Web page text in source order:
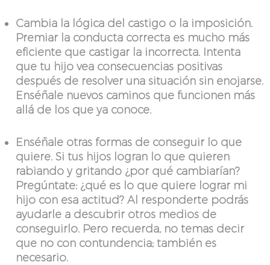
Cambia la lógica del castigo o la imposición.
Premiar la conducta correcta es mucho más
eficiente que castigar la incorrecta. Intenta
que tu hijo vea consecuencias positivas
después de resolver una situación sin enojarse.
Enséñale nuevos caminos que funcionen más
allá de los que ya conoce.
Enséñale otras formas de conseguir lo que
quiere. Si tus hijos logran lo que quieren
rabiando y gritando ¿por qué cambiarían?
Pregúntate: ¿qué es lo que quiere lograr mi
hijo con esa actitud? Al responderte podrás
ayudarle a descubrir otros medios de
conseguirlo. Pero recuerda, no temas decir
que no con contundencia; también es
necesario.